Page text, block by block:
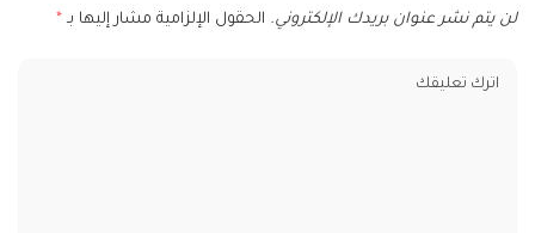
لن يتم نشر عنوان بريدك الإلكتروني. الحقول الإلزامية مشار إليها بـ *